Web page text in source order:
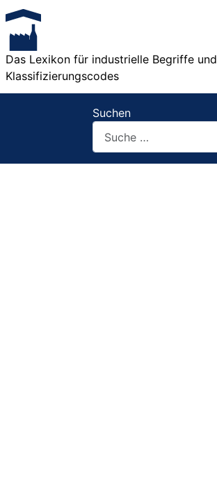
Das Lexikon für industrielle Begriffe und
Klassifizierungscodes
Suchen